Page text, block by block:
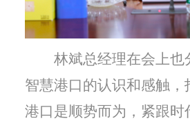
林斌总经理在会上也
智慧港口的认识和感触，
港口是顺势而为，紧跟时